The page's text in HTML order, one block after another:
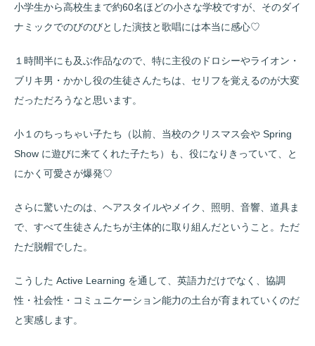
小学生から高校生まで約60名ほどの小さな学校ですが、そのダイ
ナミックでのびのびとした演技と歌唱には本当に感心♡
１時間半にも及ぶ作品なので、特に主役のドロシーやライオン・
ブリキ男・かかし役の生徒さんたちは、セリフを覚えるのが大変
だっただろうなと思います。
小１のちっちゃい子たち（以前、当校のクリスマス会や Spring
Show に遊びに来てくれた子たち）も、役になりきっていて、と
にかく可愛さが爆発♡
さらに驚いたのは、ヘアスタイルやメイク、照明、音響、道具ま
で、すべて生徒さんたちが主体的に取り組んだということ。ただ
ただ脱帽でした。
こうした Active Learning を通して、英語力だけでなく、協調
性・社会性・コミュニケーション能力の土台が育まれていくのだ
と実感します。